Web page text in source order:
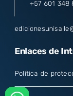
+57 601 348
Enlaces de
Política de